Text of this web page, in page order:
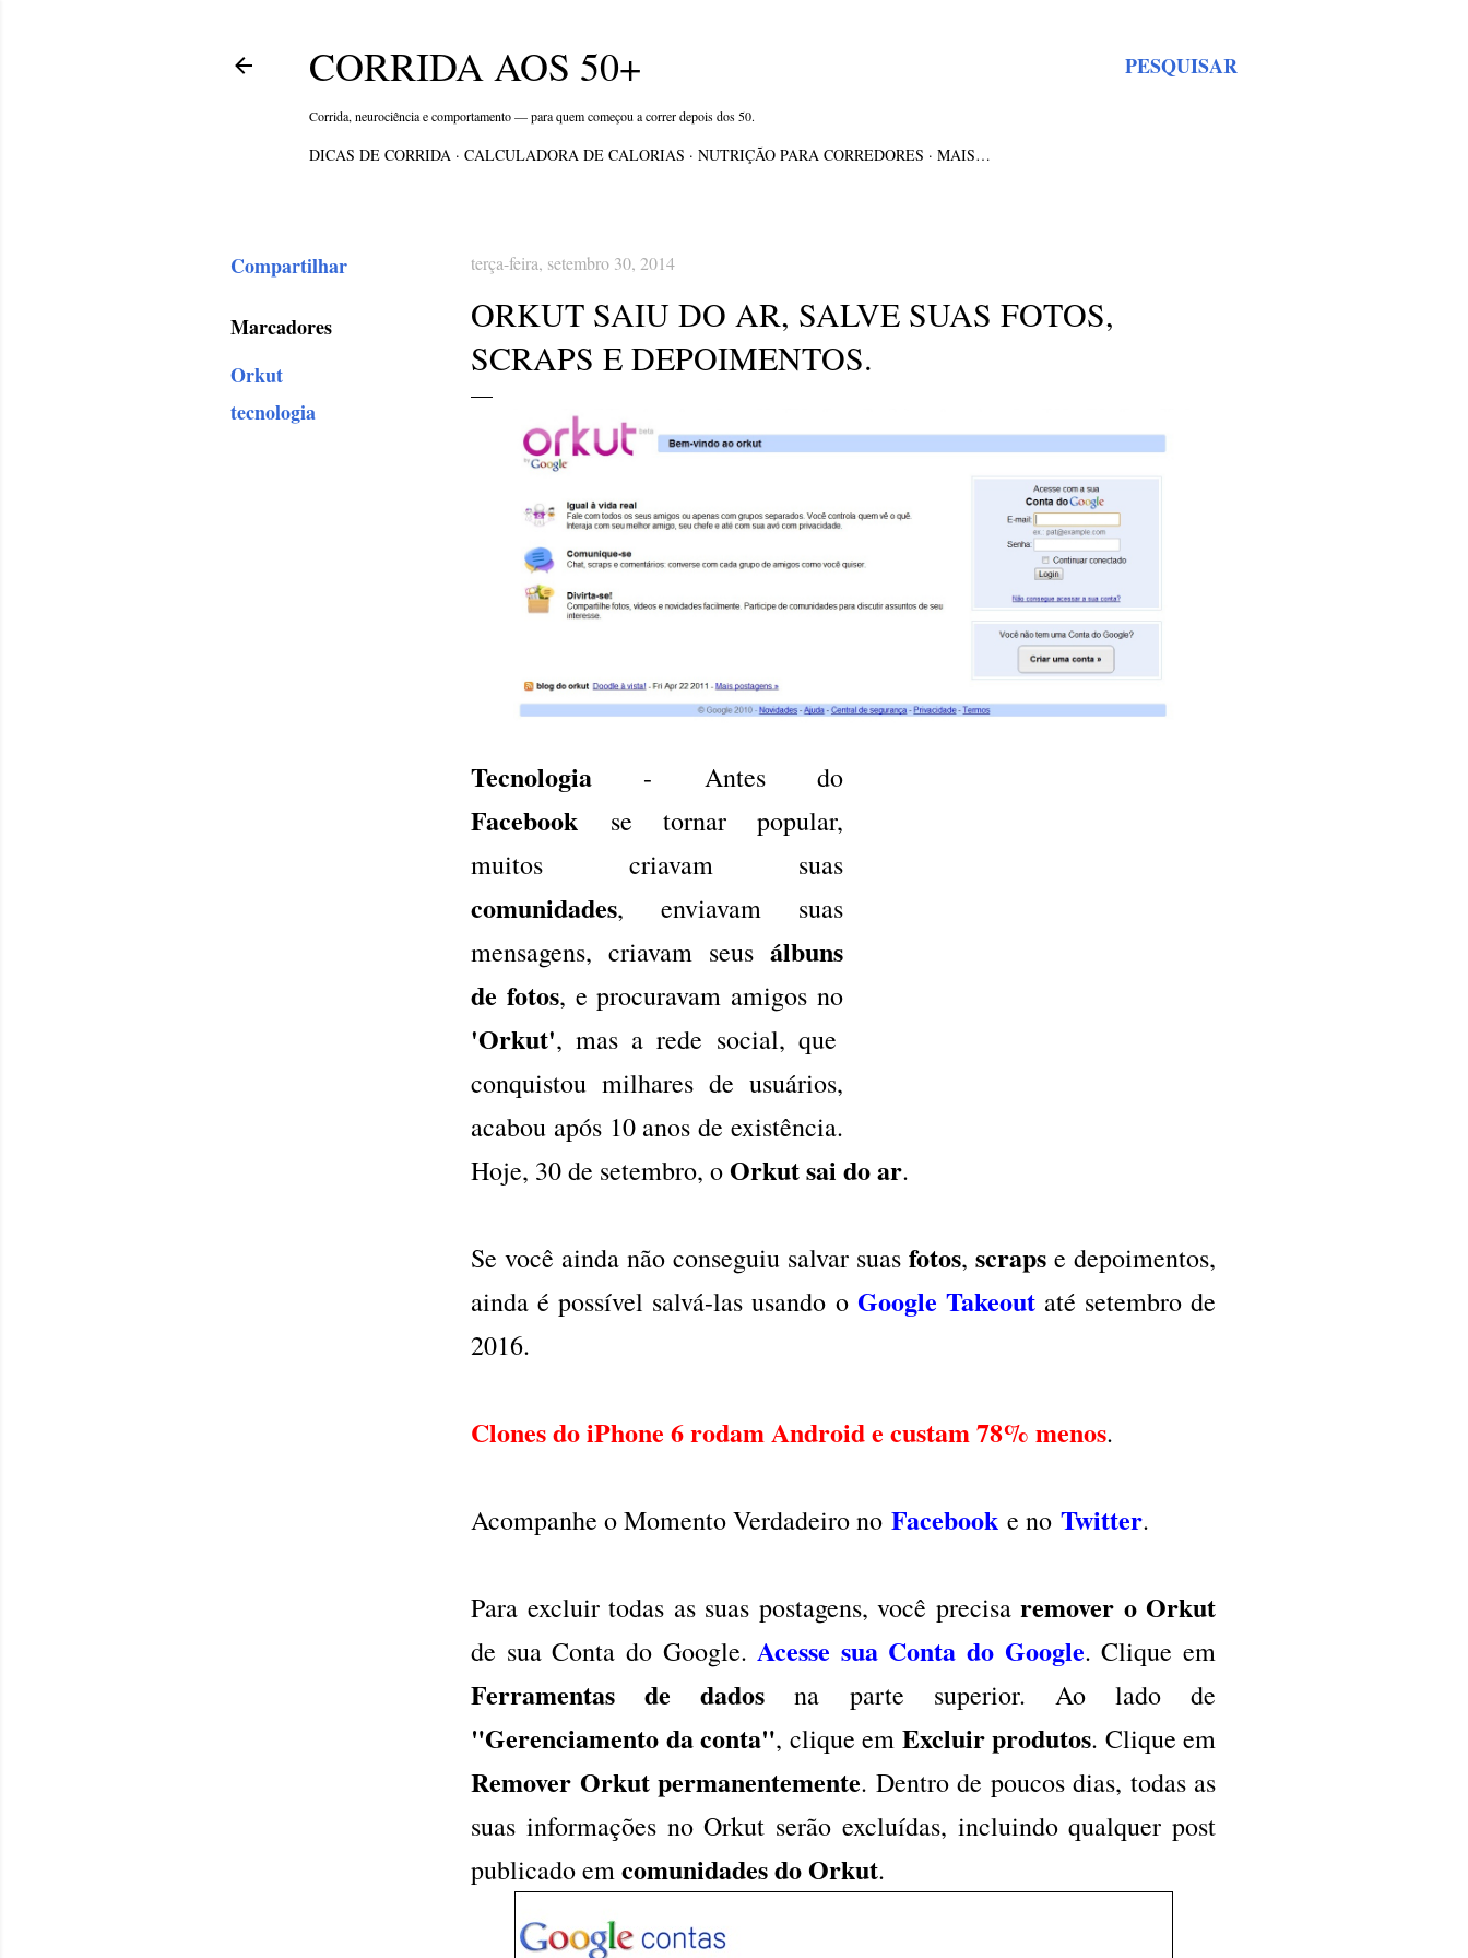
PESQUISAR
CORRIDA AOS 50+
Corrida, neurociência e comportamento — para quem começou a correr depois dos 50.
DICAS DE CORRIDA CALCULADORA DE CALORIAS NUTRIÇÃO PARA CORREDORES MAIS…
Compartilhar
Marcadores
Orkut
tecnologia
terça-feira, setembro 30, 2014
ORKUT SAIU DO AR, SALVE SUAS FOTOS,
SCRAPS E DEPOIMENTOS.
Tecnologia - Antes do
Facebook se tornar popular,
muitos criavam suas
comunidades, enviavam suas
mensagens, criavam seus álbuns
de fotos, e procuravam amigos no
'Orkut', mas a rede social, que
conquistou milhares de usuários,
acabou após 10 anos de existência.
Hoje, 30 de setembro, oOrkut sai do ar.
Se você ainda não conseguiu salvar suas fotos, scraps e depoimentos,
ainda é possível salvá-las usando o Google Takeoutaté setembro de
2016.
Clones do iPhone 6 rodam Android e custam 78% menos.
Acompanhe o Momento Verdadeiro no Facebook e no Twitter.
Para excluir todas as suas postagens, você precisa remover o Orkut
de sua Conta do Google. Acesse sua Conta do Google. Clique em
Ferramentas de dados na parte superior. Ao lado de
"Gerenciamento da conta", clique em Excluir produtos. Clique em
Remover Orkut permanentemente. Dentro de poucos dias, todas as
suas informações no Orkut serão excluídas, incluindo qualquer post
publicado emcomunidades do Orkut.